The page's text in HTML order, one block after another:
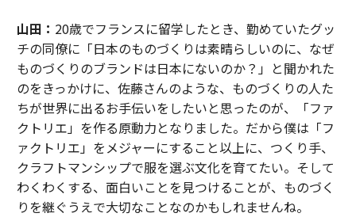
山田： 20歳でフランスに留学したとき、勤めていたグッ
チの同僚に「日本のものづくりは素晴らしいのに、なぜ
ものづくりのブランドは日本にないのか？」と聞かれた
のをきっかけに、佐藤さんのような、ものづくりの人た
ちが世界に出るお手伝いをしたいと思ったのが、「ファ
クトリエ」を作る原動力となりました。だから僕は「フ
ァクトリエ」をメジャーにすること以上に、つくり手、
クラフトマンシップで服を選ぶ文化を育てたい。そして
わくわくする、面白いことを見つけることが、ものづく
りを継ぐうえで大切なことなのかもしれませんね。